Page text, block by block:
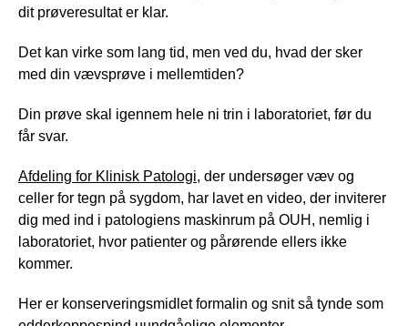
dit prøveresultat er klar.
Det kan virke som lang tid, men ved du, hvad der sker
med din vævsprøve i mellemtiden?
Din prøve skal igennem hele ni trin i laboratoriet, før du
får svar.
Afdeling for Klinisk Patologi, der undersøger væv og
celler for tegn på sygdom, har lavet en video, der inviterer
dig med ind i patologiens maskinrum på OUH, nemlig i
laboratoriet, hvor patienter og pårørende ellers ikke
kommer.
Her er konserveringsmidlet formalin og snit så tynde som